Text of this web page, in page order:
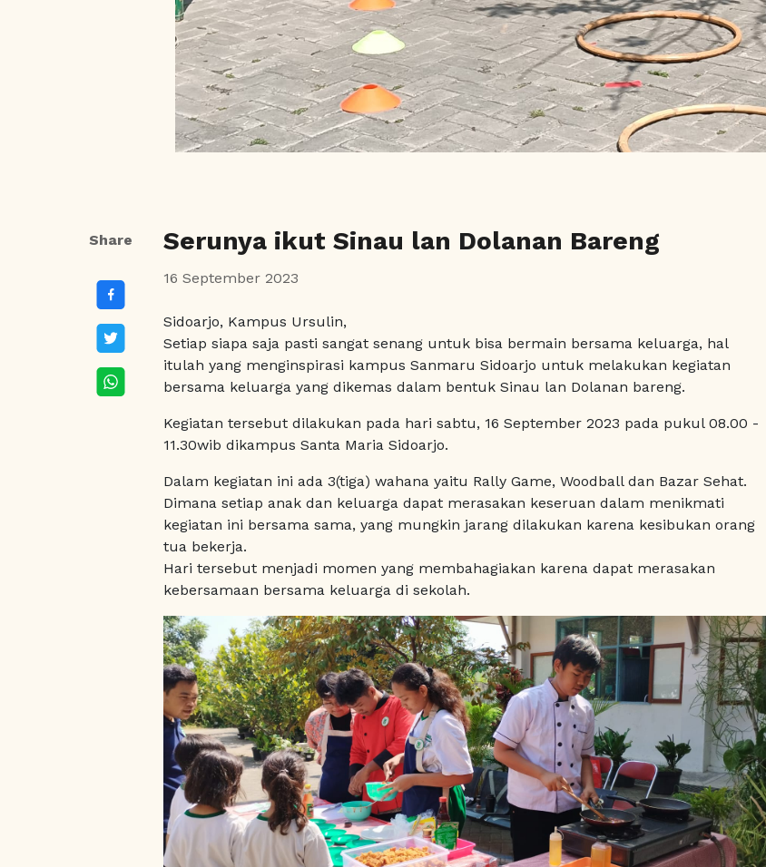
Share Serunya ikut Sinau lan Dolanan Bareng
16 September 2023
Sidoarjo, Kampus Ursulin,
Setiap siapa saja pasti sangat senang untuk bisa bermain bersama keluarga, hal
itulah yang menginspirasi kampus Sanmaru Sidoarjo untuk melakukan kegiatan
bersama keluarga yang dikemas dalam bentuk Sinau lan Dolanan bareng.
Kegiatan tersebut dilakukan pada hari sabtu, 16 September 2023 pada pukul 08.00 -
11.30wib dikampus Santa Maria Sidoarjo.
Dalam kegiatan ini ada 3(tiga) wahana yaitu Rally Game, Woodball dan Bazar Sehat.
Dimana setiap anak dan keluarga dapat merasakan keseruan dalam menikmati
kegiatan ini bersama sama, yang mungkin jarang dilakukan karena kesibukan orang
tua bekerja.
Hari tersebut menjadi momen yang membahagiakan karena dapat merasakan
kebersamaan bersama keluarga di sekolah.